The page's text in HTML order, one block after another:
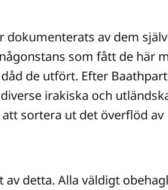
av dem
som fått de här
de utfört. Efter
irakiska och
sortera ut det överflöd av
detta. Alla väldigt